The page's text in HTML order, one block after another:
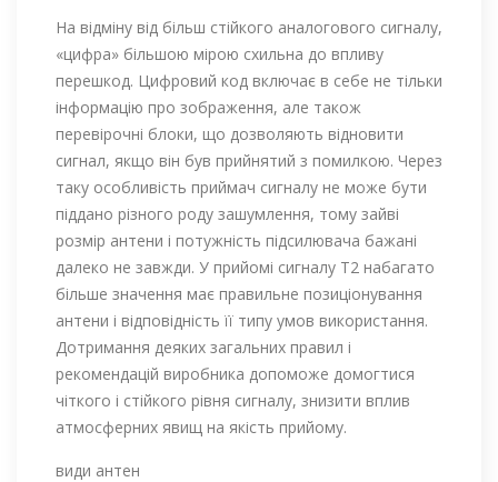
На відміну від більш стійкого аналогового сигналу,
«цифра» більшою мірою схильна до впливу
перешкод. Цифровий код включає в себе не тільки
інформацію про зображення, але також
перевірочні блоки, що дозволяють відновити
сигнал, якщо він був прийнятий з помилкою. Через
таку особливість приймач сигналу не може бути
піддано різного роду зашумлення, тому зайві
розмір антени і потужність підсилювача бажані
далеко не завжди. У прийомі сигналу Т2 набагато
більше значення має правильне позиціонування
антени і відповідність її типу умов використання.
Дотримання деяких загальних правил і
рекомендацій виробника допоможе домогтися
чіткого і стійкого рівня сигналу, знизити вплив
атмосферних явищ на якість прийому.
види антен